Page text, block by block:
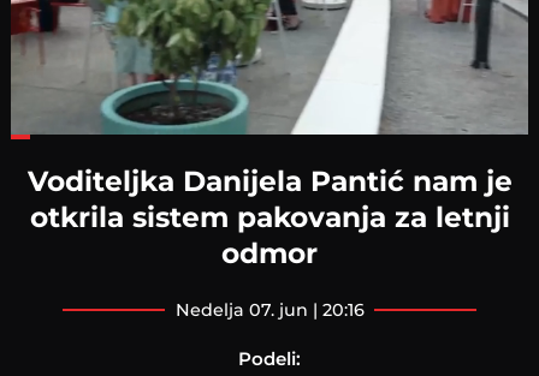
Voditeljka Danijela Pantić nam je
otkrila sistem pakovanja za letnji
odmor
nedelja 07. jun | 20:16
Podeli: